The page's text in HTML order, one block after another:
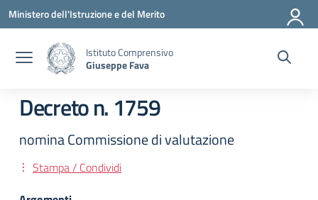
Vai ai contenuti
Vai al menu di navigazione
Vai al footer
Ministero dell'Istruzione e del Merito
Istituto Comprensivo
Giuseppe Fava
Decreto n. 1759
nomina Commissione di valutazione
Stampa / Condividi